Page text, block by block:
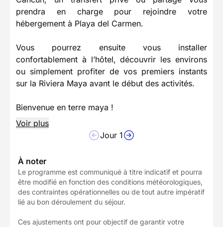
prendra en charge pour rejoindre votre
hébergement à Playa del Carmen.
Vous pourrez ensuite vous installer
confortablement à l’hôtel, découvrir les environs
ou simplement profiter de vos premiers instants
sur la Riviera Maya avant le début des activités.
Bienvenue en terre maya !
Voir plus
Jour 1
À noter
Le programme est communiqué à titre indicatif et pourra
être modifié en fonction des conditions météorologiques,
des contraintes opérationnelles ou de tout autre impératif
lié au bon déroulement du séjour.
Ces ajustements ont pour objectif de garantir votre